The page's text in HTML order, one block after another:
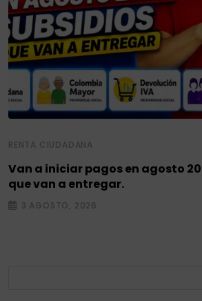
RENTA CIUDADANA
Van a iniciar pagos en agosto
que van a entregar.
3 AGOSTO, 2026